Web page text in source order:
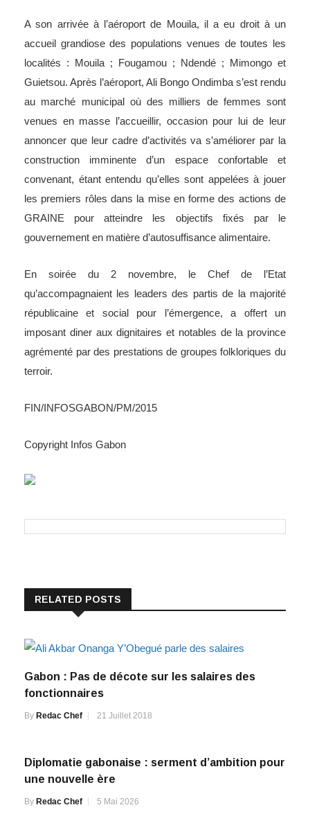
A son arrivée à l’aéroport de Mouila, il a eu droit à un
accueil grandiose des populations venues de toutes les
localités : Mouila ; Fougamou ; Ndendé ; Mimongo et
Guietsou. Après l’aéroport, Ali Bongo Ondimba s’est rendu
au marché municipal où des milliers de femmes sont
venues en masse l’accueillir, occasion pour lui de leur
annoncer que leur cadre d’activités va s’améliorer par la
construction imminente d’un espace confortable et
convenant, étant entendu qu’elles sont appelées à jouer
les premiers rôles dans la mise en forme des actions de
GRAINE pour atteindre les objectifs fixés par le
gouvernement en matière d’autosuffisance alimentaire.
En soirée du 2 novembre, le Chef de l’Etat
qu’accompagnaient les leaders des partis de la majorité
républicaine et social pour l’émergence, a offert un
imposant diner aux dignitaires et notables de la province
agrémenté par des prestations de groupes folkloriques du
terroir.
FIN/INFOSGABON/PM/2015
Copyright Infos Gabon
RELATED POSTS
Gabon : Pas de décote sur les salaires des
fonctionnaires
By Redac Chef 21 Juillet 2018
Diplomatie gabonaise : serment d’ambition pour
une nouvelle ère
By Redac Chef 5 Mai 2026